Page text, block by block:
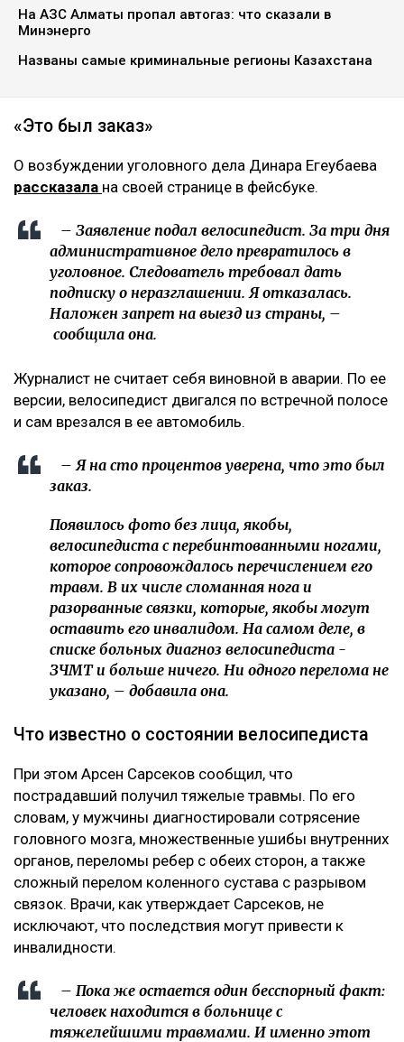
На АЗС Алматы пропал автогаз: что сказали в
Минэнерго
Названы самые криминальные регионы Казахстана
«Это был заказ»
О возбуждении уголовного дела Динара Егеубаева
рассказала на своей странице в фейсбуке.
– Заявление подал велосипедист. За три дня
административное дело превратилось в
уголовное. Следователь требовал дать
подписку о неразглашении. Я отказалась.
Наложен запрет на выезд из страны, –
сообщила она.
Журналист не считает себя виновной в аварии. По ее
версии, велосипедист двигался по встречной полосе
и сам врезался в ее автомобиль.
– Я на сто процентов уверена, что это был
заказ.
Появилось фото без лица, якобы,
велосипедиста с перебинтованными ногами,
которое сопровождалось перечислением его
травм. В их числе сломанная нога и
разорванные связки, которые, якобы могут
оставить его инвалидом. На самом деле, в
списке больных диагноз велосипедиста -
ЗЧМТ и больше ничего. Ни одного перелома не
указано, – добавила она.
Что известно о состоянии велосипедиста
При этом Арсен Сарсеков сообщил, что
пострадавший получил тяжелые травмы. По его
словам, у мужчины диагностировали сотрясение
головного мозга, множественные ушибы внутренних
органов, переломы ребер с обеих сторон, а также
сложный перелом коленного сустава с разрывом
связок. Врачи, как утверждает Сарсеков, не
исключают, что последствия могут привести к
инвалидности.
– Пока же остается один бесспорный факт:
человек находится в больнице с
тяжелейшими травмами. И именно этот